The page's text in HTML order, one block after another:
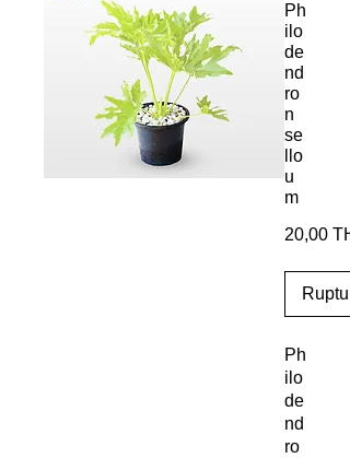
Ph
ilo
de
nd
ro
n
se
llo
u
m
20,00
Ph
ilo
de
nd
ro